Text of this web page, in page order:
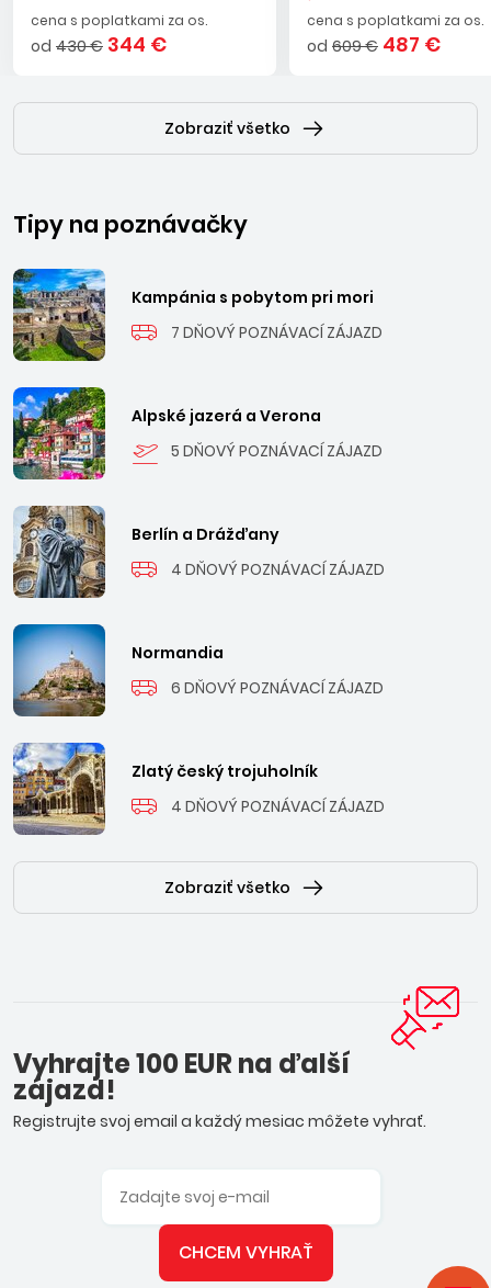
cena s poplatkami za os.
od 430 € 344 €
cena s poplatkami za os.
od 609 € 487 €
Zobraziť všetko
Tipy na poznávačky
Kampánia s pobytom pri mori
7 DŇOVÝ POZNÁVACÍ ZÁJAZD
Alpské jazerá a Verona
5 DŇOVÝ POZNÁVACÍ ZÁJAZD
Berlín a Drážďany
4 DŇOVÝ POZNÁVACÍ ZÁJAZD
Normandia
6 DŇOVÝ POZNÁVACÍ ZÁJAZD
Zlatý český trojuholník
4 DŇOVÝ POZNÁVACÍ ZÁJAZD
Zobraziť všetko
Vyhrajte 100 EUR na ďalší
zájazd!
Registrujte svoj email a každý mesiac môžete vyhrať.
CHCEM VYHRAŤ